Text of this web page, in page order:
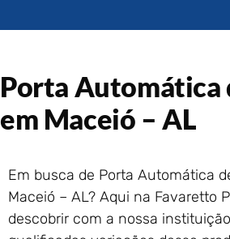
Enrolar
Enrolar
Enrolar
Portão
Porta Automática
em Maceió – AL
Em busca de Porta Automática
Maceió – AL? Aqui na Favaretto
descobrir com a nossa